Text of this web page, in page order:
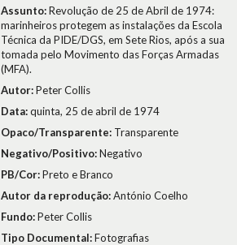
Assunto:Revolução de 25 de Abril de 1974:
marinheiros protegem as instalações da Escola
Técnica da PIDE/DGS, em Sete Rios, após a sua
tomada pelo Movimento das Forças Armadas
(MFA).
Autor:Peter Collis
Data:quinta, 25 de abril de 1974
Opaco/Transparente: Transparente
Negativo/Positivo:Negativo
PB/Cor:Preto e Branco
Autor da reprodução:António Coelho
Fundo:Peter Collis
Tipo Documental:Fotografias